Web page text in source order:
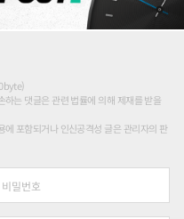
는 댓글은 관련 법률에 의해 제재를 받을
포함되거나 인신공격성 글은 관리자의 판